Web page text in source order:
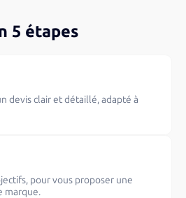
5 étapes
devis clair et détaillé, adapté à
pour vous proposer une
marque.